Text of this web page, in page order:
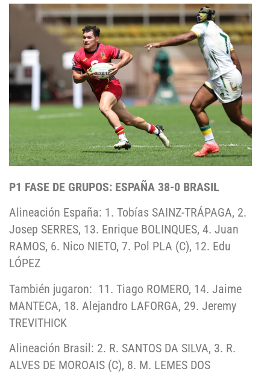
P1 FASE DE GRUPOS: ESPAÑA 38-0 BRASIL
Alineación España: 1. Tobías SAINZ-TRÁPAGA, 2.
Josep SERRES, 13. Enrique BOLINQUES, 4. Juan
RAMOS, 6. Nico NIETO, 7. Pol PLA (C), 12. Edu
LÓPEZ
También jugaron: 11. Tiago ROMERO, 14. Jaime
MANTECA, 18. Alejandro LAFORGA, 29. Jeremy
TREVITHICK
Alineación Brasil: 2. R. SANTOS DA SILVA, 3. R.
ALVES DE MOROAIS (C), 8. M. LEMES DOS